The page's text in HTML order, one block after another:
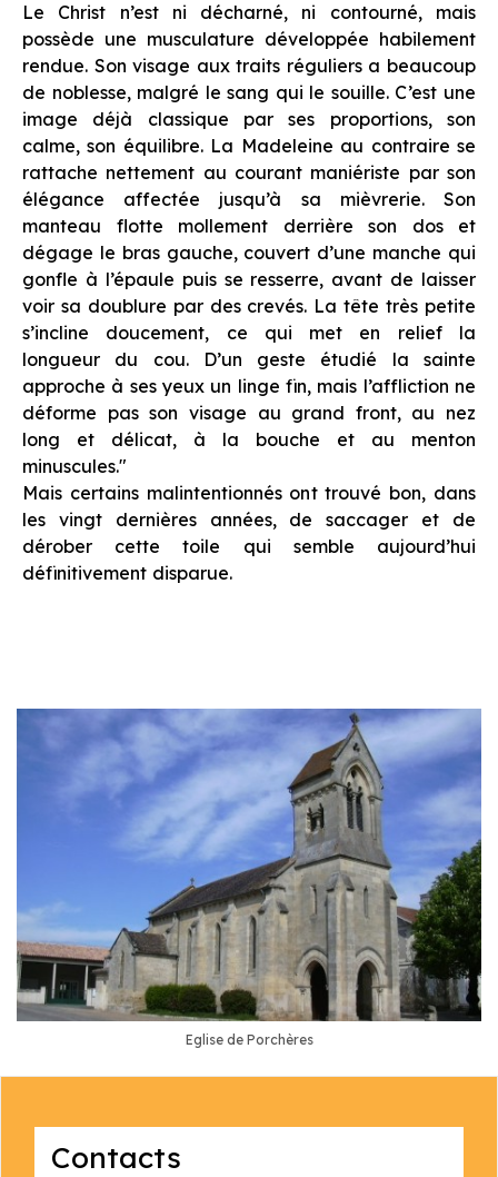
Le Christ n’est ni décharné, ni contourné, mais
possède une musculature développée habilement
rendue. Son visage aux traits réguliers a beaucoup
de noblesse, malgré le sang qui le souille. C’est une
image déjà classique par ses proportions, son
calme, son équilibre. La Madeleine au contraire se
rattache nettement au courant maniériste par son
élégance affectée jusqu’à sa mièvrerie. Son
manteau flotte mollement derrière son dos et
dégage le bras gauche, couvert d’une manche qui
gonfle à l’épaule puis se resserre, avant de laisser
voir sa doublure par des crevés. La tête très petite
s’incline doucement, ce qui met en relief la
longueur du cou. D’un geste étudié la sainte
approche à ses yeux un linge fin, mais l’affliction ne
déforme pas son visage au grand front, au nez
long et délicat, à la bouche et au menton
minuscules."
Mais certains malintentionnés ont trouvé bon, dans
les vingt dernières années, de saccager et de
dérober cette toile qui semble aujourd’hui
définitivement disparue.
Eglise de Porchères
Contacts